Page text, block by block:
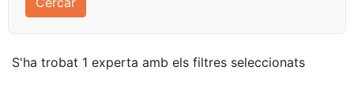
S'ha trobat 1 experta amb els filtres seleccionats